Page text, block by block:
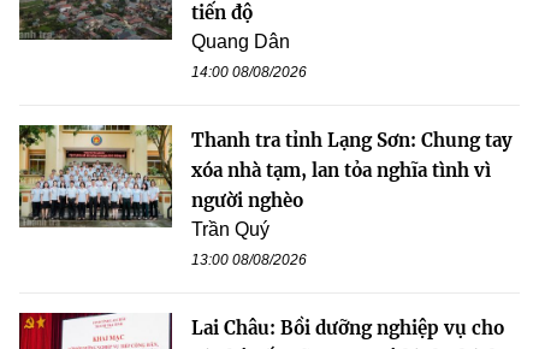
tiến độ
Quang Dân
14:00 08/08/2026
Thanh tra tỉnh Lạng Sơn: Chung tay
xóa nhà tạm, lan tỏa nghĩa tình vì
người nghèo
Trần Quý
13:00 08/08/2026
Lai Châu: Bồi dưỡng nghiệp vụ cho